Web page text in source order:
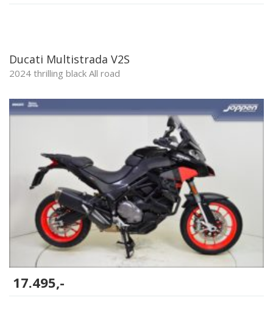
Ducati Multistrada V2S
2024 thrilling black All road
17.495,-